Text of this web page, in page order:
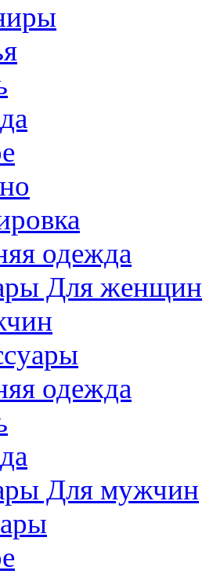
одежда
Для женщин
одежда
Для мужчин